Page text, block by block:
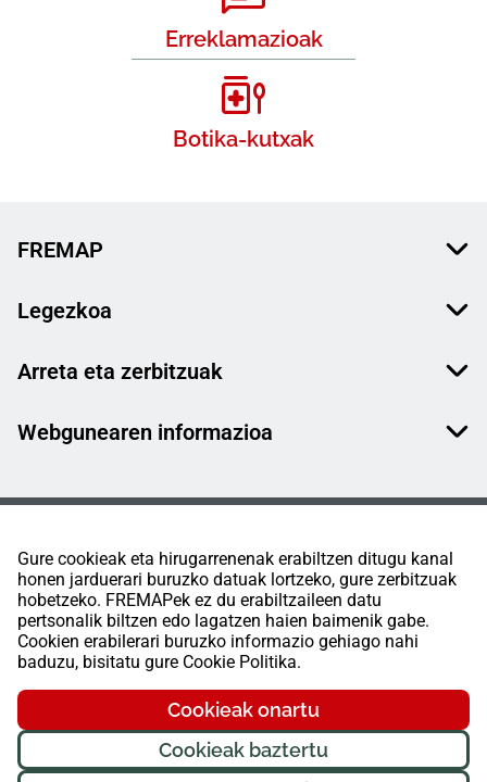
Gure cookieak eta hirugarrenenak erabiltzen ditugu kanal
honen jarduerari buruzko datuak lortzeko, gure zerbitzuak
hobetzeko. FREMAPek ez du erabiltzaileen datu
pertsonalik biltzen edo lagatzen haien baimenik gabe.
Cookien erabilerari buruzko informazio gehiago nahi
baduzu, bisitatu gure Cookie Politika.
Cookieak onartu
Cookieak baztertu
Erreklamazioak
Botika-kutxak
FREMAP
Legezkoa
Arreta eta zerbitzuak
Webgunearen informazioa